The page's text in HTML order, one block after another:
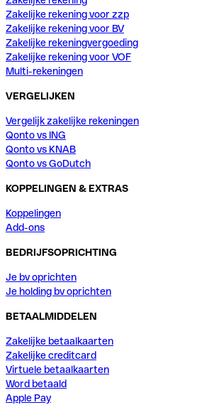
Zakelijke rekening voor zzp
Zakelijke rekening voor BV
Zakelijke rekeningvergoeding
Zakelijke rekening voor VOF
Multi-rekeningen
VERGELIJKEN
Vergelijk zakelijke rekeningen
Qonto vs ING
Qonto vs KNAB
Qonto vs GoDutch
KOPPELINGEN & EXTRAS
Koppelingen
Add-ons
BEDRIJFSOPRICHTING
Je bv oprichten
Je holding bv oprichten
BETAALMIDDELEN
Zakelijke betaalkaarten
Zakelijke creditcard
Virtuele betaalkaarten
Word betaald
Apple Pay